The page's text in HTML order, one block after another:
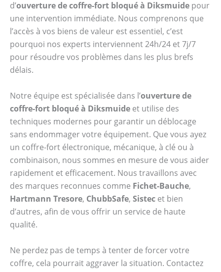
d’ouverture de coffre-fort bloqué à Diksmuide pour
une intervention immédiate. Nous comprenons que
l’accès à vos biens de valeur est essentiel, c’est
pourquoi nos experts interviennent 24h/24 et 7j/7
pour résoudre vos problèmes dans les plus brefs
délais.
Notre équipe est spécialisée dans l’ouverture de
coffre-fort bloqué à Diksmuide et utilise des
techniques modernes pour garantir un déblocage
sans endommager votre équipement. Que vous ayez
un coffre-fort électronique, mécanique, à clé ou à
combinaison, nous sommes en mesure de vous aider
rapidement et efficacement. Nous travaillons avec
des marques reconnues comme Fichet-Bauche,
Hartmann Tresore, ChubbSafe, Sistec et bien
d’autres, afin de vous offrir un service de haute
qualité.
Ne perdez pas de temps à tenter de forcer votre
coffre, cela pourrait aggraver la situation. Contactez